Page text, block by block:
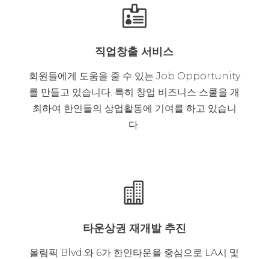

직업창출 서비스
회원들에게 도움을 줄 수 있는 Job Opportunity
를 만들고 있습니다. 특히 창업 비즈니스 스쿨을 개
최하여 한인들의 상업활동에 기여를 하고 있습니
다.

타운상권 재개발 추진
올림픽 Blvd.와 6가 한인타운을 중심으로 LA시 및